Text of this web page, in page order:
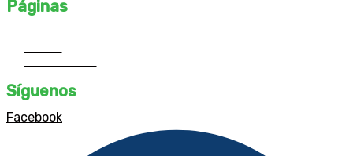
Páginas
Síguenos
Facebook